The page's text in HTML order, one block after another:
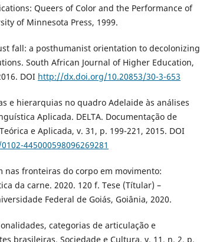
Queers of Color and the Performance of
of Minnesota Press, 1999.
fall: a posthumanist orientation to decolonizing
South African Journal of Higher Education,
DOI http://dx.doi.org/10.20853/30-3-653
e hierarquias no quadro Adelaide às análises
Aplicada. DELTA. Documentação de
e Aplicada, v. 31, p. 199-221, 2015. DOI
445000598096269281
nas fronteiras do corpo em movimento:
da carne. 2020. 120 f. Tese (Títular) –
Federal de Goiás, Goiânia, 2020.
categorias de articulação e
brasileiras. Sociedade e Cultura, v. 11, n. 2, p.